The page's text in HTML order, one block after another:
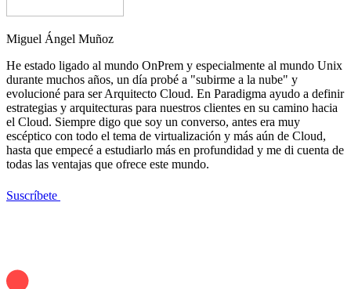
Miguel Ángel Muñoz
He estado ligado al mundo OnPrem y especialmente al mundo Unix
durante muchos años, un día probé a "subirme a la nube" y
evolucioné para ser Arquitecto Cloud. En Paradigma ayudo a definir
estrategias y arquitecturas para nuestros clientes en su camino hacia
el Cloud. Siempre digo que soy un converso, antes era muy
escéptico con todo el tema de virtualización y más aún de Cloud,
hasta que empecé a estudiarlo más en profundidad y me di cuenta de
todas las ventajas que ofrece este mundo.
Suscríbete